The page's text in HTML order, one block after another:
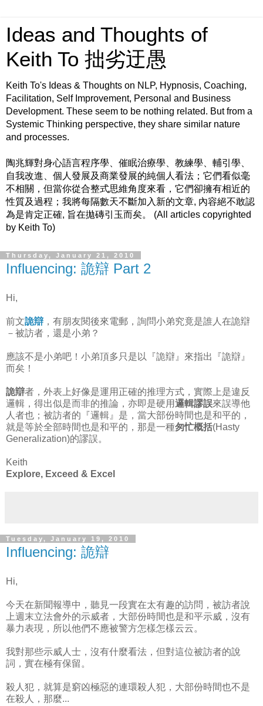
Ideas and Thoughts of
Keith To 拙劣迂愚
Keith To's Ideas & Thoughts on NLP, Hypnosis, Coaching,
Facilitation, Self Improvement, Personal and Business
Development. These seem to be nothing related. But from a
Systemic Thinking perspective, they share similar nature
and processes.
陶兆輝對身心語言程序學、催眠治療學、教練學、輔引學、
自我改進、個人發展及商業發展的純個人看法；它們看似毫
不相關，但當你從合整式思維角度來看，它們卻擁有相近的
性質及過程；我將每隔數天不斷加入新的文章, 內容絕不敢認
為是肯定正確, 旨在拋磚引玉而矣。 (All articles copyrighted
by Keith To)
Thursday, January 21, 2010
Influencing: 詭辯 Part 2
Hi,
前文詭辯 ，有朋友閱後來電郵，詢問小弟究竟是誰人在詭辯
－被訪者，還是小弟？
應該不是小弟吧！小弟頂多只是以『詭辯』來指出『詭辯』
而矣！
詭辯者，外表上好像是運用正確的推理方式，實際上是違反
邏輯，得出似是而非的推論，亦即是硬用邏輯謬誤來誤導他
人者也；被訪者的『邏輯』是，當大部份時間也是和平的，
就是等於全部時間也是和平的，那是一種匆忙概括(Hasty
Generalization)的謬誤。
Keith
Explore, Exceed & Excel
Tuesday, January 19, 2010
Influencing: 詭辯
Hi,
今天在新聞報導中，聽見一段實在太有趣的訪問，被訪者說
上週末立法會外的示威者，大部份時間也是和平示威，沒有
暴力表現，所以他們不應被警方怎樣怎樣云云。
我對那些示威人士，沒有什麼看法，但對這位被訪者的說
詞，實在極有保留。
殺人犯，就算是窮凶極惡的連環殺人犯，大部份時間也不是
在殺人，那麼...